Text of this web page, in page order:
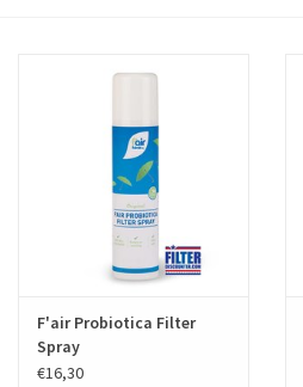
F'air Probiotica Filter
Spray
€16,30